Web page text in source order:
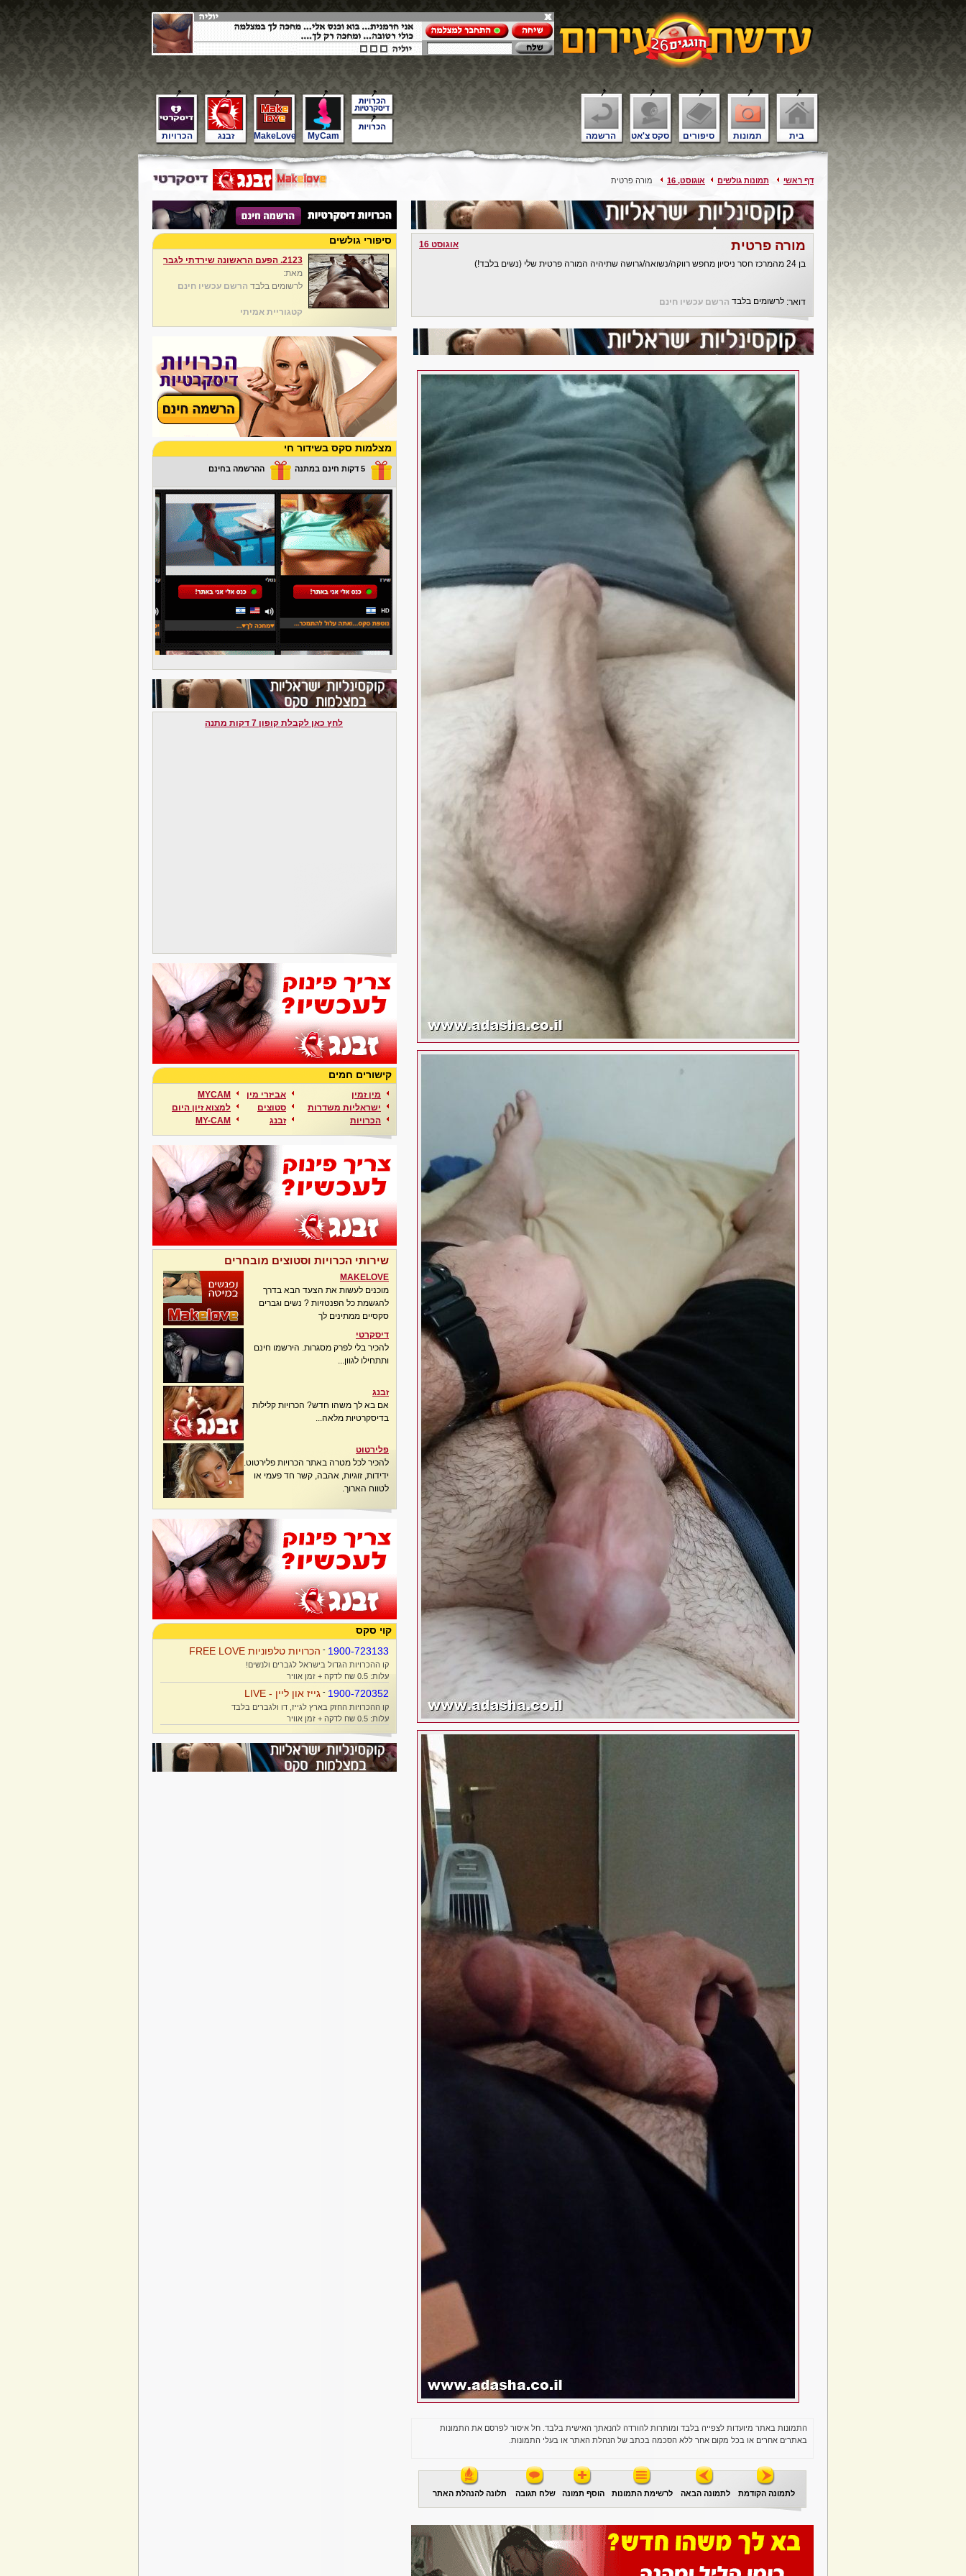
בית תמונות סיפורים סקס צ'אט הרשמה הכרויות זבנג MakeLove MyCam
דף ראשי תמונות גולשים אוגוסט, 16 מורה פרטית
מורה פרטית
אוגוסט 16
בן 24 מהמרכז חסר ניסיון מחפש רווקה/נשואה/גרושה שתיהיה המורה פרטית שלי (נשים בלבד!)
דואר: לרשומים בלבד הרשם עכשיו חינם
התמונות באתר מיועדות לצפייה בלבד ומותרות להורדה להנאתך האישית בלבד. חל איסור לפרסם את התמונות
באתרים אחרים או בכל מקום אחר ללא הסכמה בכתב של הנהלת האתר או בעלי התמונות.
לתמונה הקודמת לתמונה הבאה לרשימת התמונות הוסף תמונה שלח תגובה תלונה להנהלת האתר
סיפורי גולשים
2123. הפעם הראשונה שירדתי לגבר
מאת:
לרשומים בלבד הרשם עכשיו חינם
קטגוריית אמיתי
מצלמות סקס בשידור חי
5 דקות חינם במתנה ההרשמה בחינם
לחץ כאן לקבלת קופון 7 דקות מתנה
קישורים חמים
מין זמין
ישראליות משדרות
הכרויות
אביזרי מין
סטוצים
זבנג
MYCAM
למצוא זיון היום
MY-CAM
שירותי הכרויות וסטוצים מובחרים
MAKELOVE
מוכנים לעשות את הצעד הבא בדרך
להגשמת כל הפנטזיות ? נשים וגברים
סקסיים ממתינים לך
דיסקרטי
להכיר בלי לפרק מסגרות. הירשמו חינם
ותתחילו לגוון...
זבנג
אם בא לך משהו חדש? הכרויות קלילות
בדיסקרטיות מלאה...
פלירטוט
להכיר לכל מטרה באתר הכרויות פלירטוט.
ידידות, זוגיות, אהבה, קשר חד פעמי או
לטווח הארוך.
קוי סקס
1900-723133
- הכרויות טלפוניות FREE LOVE
קו ההכרויות הגדול בישראל לגברים ולנשים!
עלות: 0.5 שח לדקה + זמן אוויר
1900-720352
- גייז און ליין - LIVE
קו ההכרויות החזק בארץ לגייז, דו ולגברים בלבד
עלות: 0.5 שח לדקה + זמן אוויר